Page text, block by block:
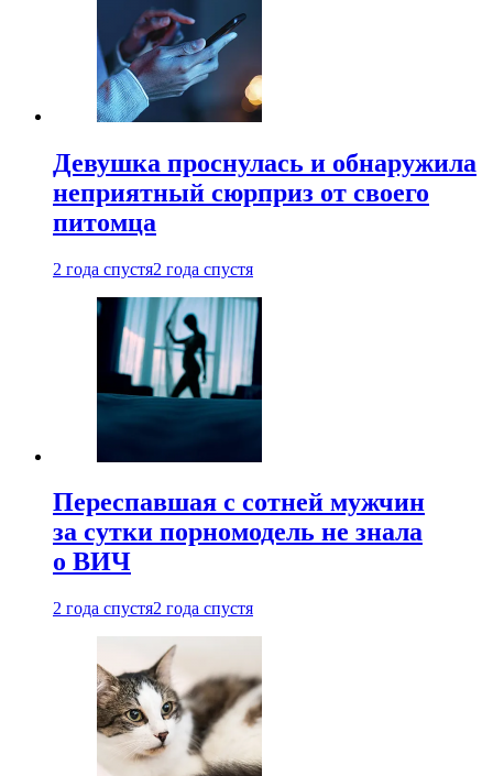
Девушка проснулась и обнаружила
неприятный сюрприз от своего
питомца
2 года спустя2 года спустя
Переспавшая с сотней мужчин
за сутки порномодель не знала
о ВИЧ
2 года спустя2 года спустя